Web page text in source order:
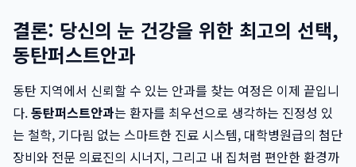
결론: 당신의 눈 건강을 위한 최고의 선택,
동탄퍼스트안과
동탄 지역에서 신뢰할 수 있는 안과를 찾는 여정은 이제 끝입니
다.동탄퍼스트안과는 환자를 최우선으로 생각하는 진정성 있
는 철학, 기다림 없는 스마트한 진료 시스템, 대학병원급의 첨단
장비와 전문 의료진의 시너지, 그리고 내 집처럼 편안한 환경까